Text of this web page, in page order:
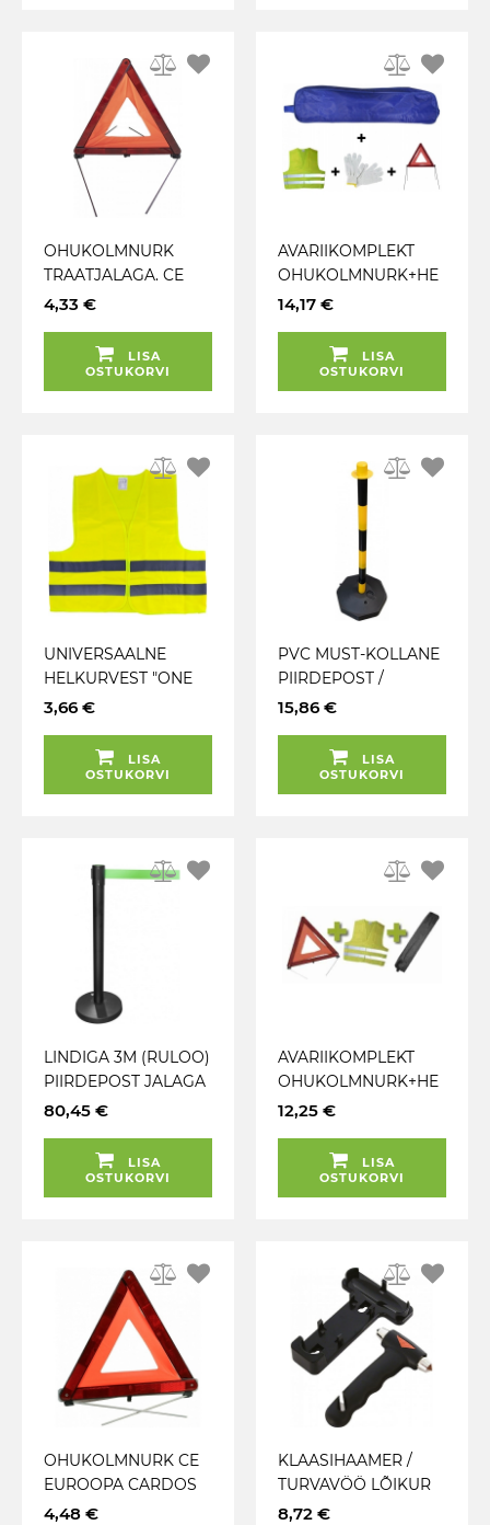
OHUKOLMNURK
TRAATJALAGA. CE
(27R032736)
4,33 €
LISA
OSTUKORVI
AVARIIKOMPLEKT
OHUKOLMNURK+HE
LKURVEST+KINDAD+
14,17 €
LISA
OSTUKORVI
UNIVERSAALNE
HELKURVEST "ONE
SIZE FITS ALL" M-L-
3,66 €
LISA
OSTUKORVI
PVC MUST-KOLLANE
PIIRDEPOST /
OHUPOST JALAGA
KETIHOIDJAGA JBM
15,86 €
LISA
OSTUKORVI
LINDIGA 3M (RULOO)
PIIRDEPOST JALAGA
KÕRGUS 910MM JBM
80,45 €
LISA
OSTUKORVI
AVARIIKOMPLEKT
OHUKOLMNURK+HE
LKURVEST KOTIS
12,25 €
LISA
OSTUKORVI
OHUKOLMNURK CE
EUROOPA CARDOS
4,48 €
KLAASIHAAMER /
TURVAVÖÖ LÕIKUR
8,72 €